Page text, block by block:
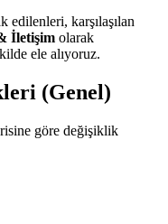
edilenleri, karşılaşılan
İletişim olarak
ele alıyoruz.
(Genel)
göre değişiklik